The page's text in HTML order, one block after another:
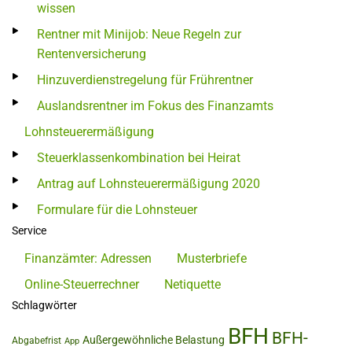
wissen
Rentner mit Minijob: Neue Regeln zur
Rentenversicherung
Hinzuverdienstregelung für Frührentner
Auslandsrentner im Fokus des Finanzamts
Lohnsteuerermäßigung
Steuerklassenkombination bei Heirat
Antrag auf Lohnsteuerermäßigung 2020
Formulare für die Lohnsteuer
Service
Finanzämter: Adressen
Musterbriefe
Online-Steuerrechner
Netiquette
Schlagwörter
Abgabefrist App Außergewöhnliche Belastung BFH BFH-